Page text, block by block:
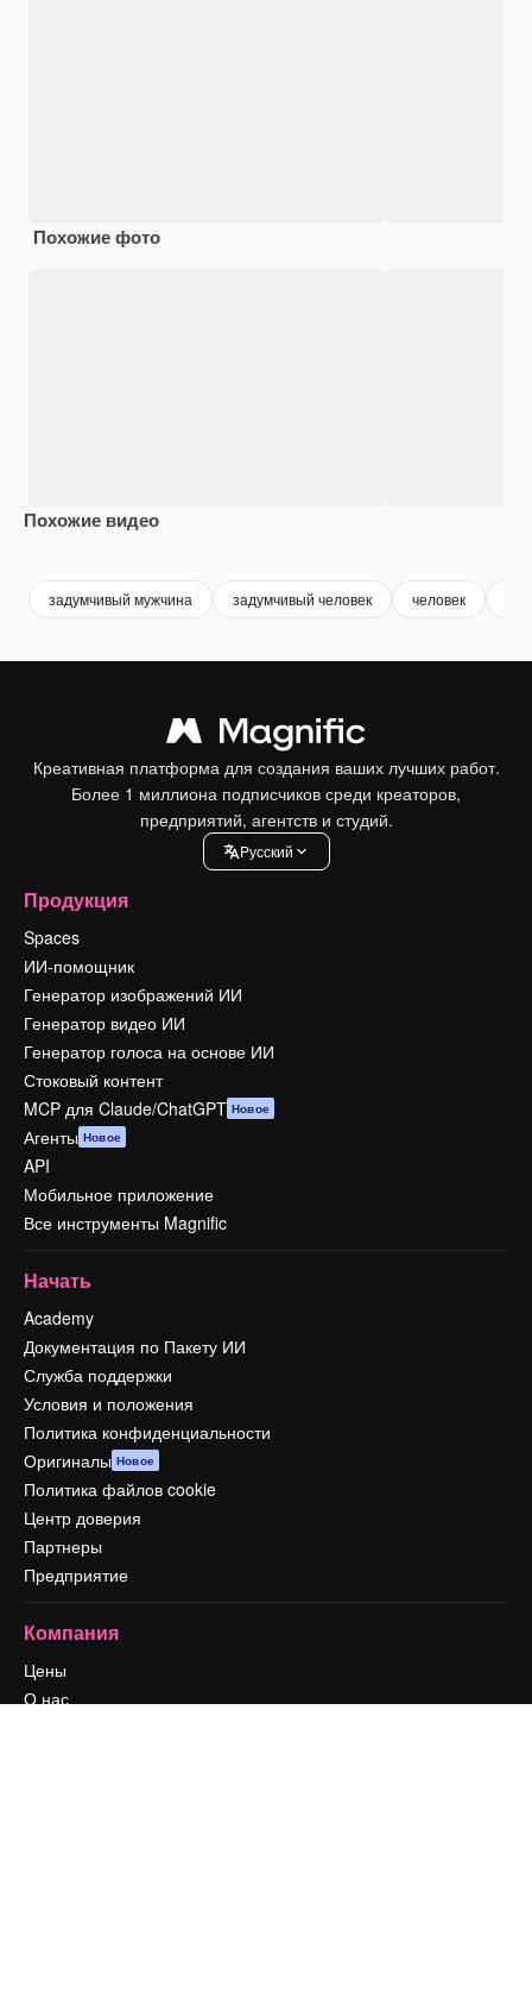
Похожие фото
Похожие видео
задумчивый мужчина задумчивый человек человек
Креативная платформа для создания ваших лучших работ.
Более 1 миллиона подписчиков среди креаторов,
предприятий, агентств и студий.
Pусский
Продукция
Spaces
ИИ-помощник
Генератор изображений ИИ
Генератор видео ИИ
Генератор голоса на основе ИИ
Стоковый контент
MCP для Claude/ChatGPT Новое
Агенты Новое
API
Мобильное приложение
Все инструменты Magnific
Начать
Academy
Документация по Пакету ИИ
Служба поддержки
Условия и положения
Политика конфиденциальности
Оригиналы Новое
Политика файлов cookie
Центр доверия
Партнеры
Предприятие
Компания
Цены
О нас